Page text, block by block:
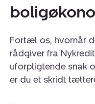
Fortæl os, hvornår
rådgiver fra
uforpligtende snak
er du et skridt